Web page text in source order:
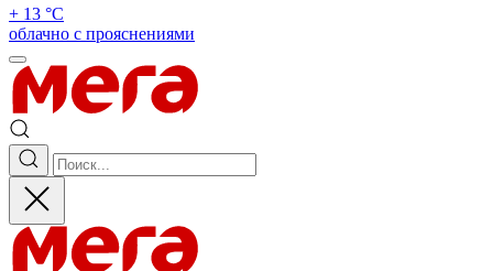
+ 13 °С
облачно с прояснениями